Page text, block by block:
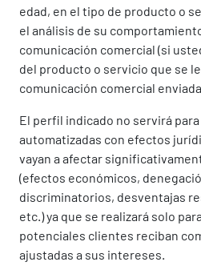
edad, en el tipo de producto o
el análisis de su
comunicación comercial (si
del producto o servicio que se
comunicación comercial
El perfil indicado no servirá
automatizadas con efectos
vayan a afectar
(efectos económicos,
discriminatorios, desventajas
etc.) ya que se realizará solo
potenciales clientes reciban
ajustadas a sus intereses.